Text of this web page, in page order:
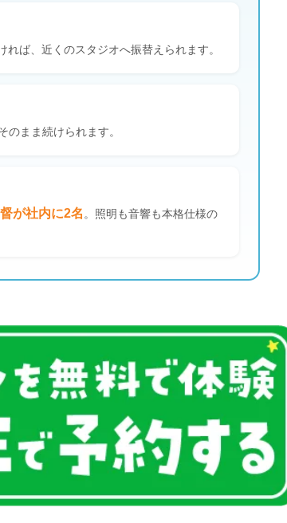
れば、近くのスタジオへ振替えられます。
のまま続けられます。
が社内に2名。照明も音響も本格仕様の